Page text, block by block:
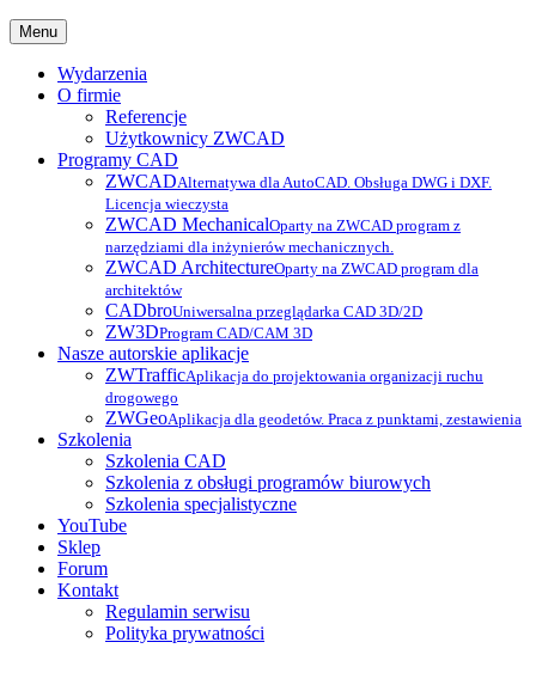
Menu
Wydarzenia
O firmie
Referencje
Użytkownicy ZWCAD
Programy CAD
ZWCADAlternatywa dla AutoCAD. Obsługa DWG i DXF.
Licencja wieczysta
ZWCAD MechanicalOparty na ZWCAD program z
narzędziami dla inżynierów mechanicznych.
ZWCAD ArchitectureOparty na ZWCAD program dla
architektów
CADbroUniwersalna przeglądarka CAD 3D/2D
ZW3DProgram CAD/CAM 3D
Nasze autorskie aplikacje
ZWTrafficAplikacja do projektowania organizacji ruchu
drogowego
ZWGeoAplikacja dla geodetów. Praca z punktami, zestawienia
Szkolenia
Szkolenia CAD
Szkolenia z obsługi programów biurowych
Szkolenia specjalistyczne
YouTube
Sklep
Forum
Kontakt
Regulamin serwisu
Polityka prywatności